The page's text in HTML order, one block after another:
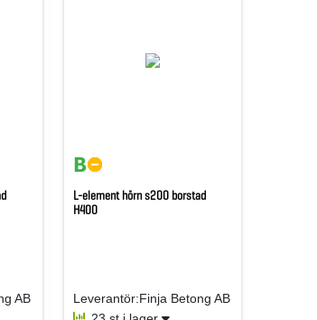
AB
L-element hörn s200 borstad
H400
Leverantör:Finja Betong AB